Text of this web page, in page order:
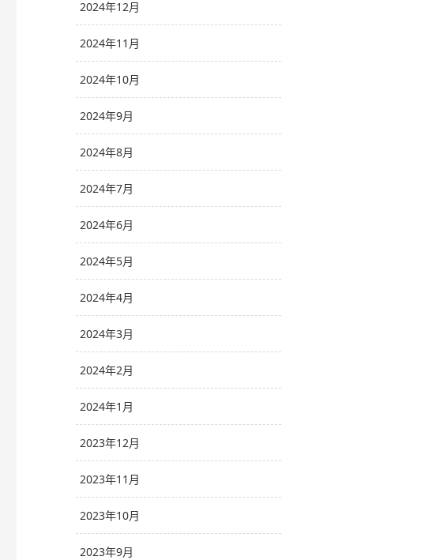
2024年12月
2024年11月
2024年10月
2024年9月
2024年8月
2024年7月
2024年6月
2024年5月
2024年4月
2024年3月
2024年2月
2024年1月
2023年12月
2023年11月
2023年10月
2023年9月